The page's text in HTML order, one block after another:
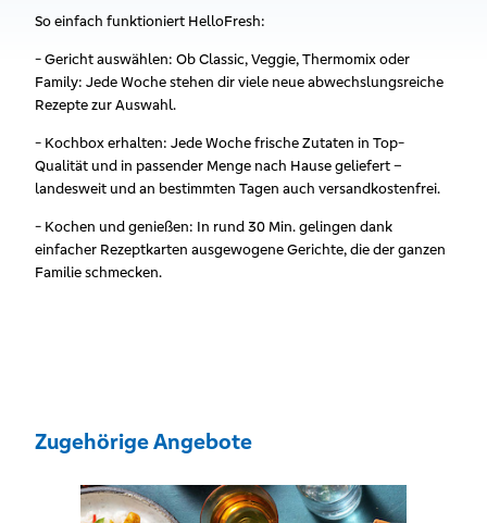
So einfach funktioniert HelloFresh:
- Gericht auswählen: Ob Classic, Veggie, Thermomix oder
Family: Jede Woche stehen dir viele neue abwechslungsreiche
Rezepte zur Auswahl.
- Kochbox erhalten: Jede Woche frische Zutaten in Top-
Qualität und in passender Menge nach Hause geliefert –
landesweit und an bestimmten Tagen auch versandkostenfrei.
- Kochen und genießen: In rund 30 Min. gelingen dank
einfacher Rezeptkarten ausgewogene Gerichte, die der ganzen
Familie schmecken.
Zugehörige Angebote